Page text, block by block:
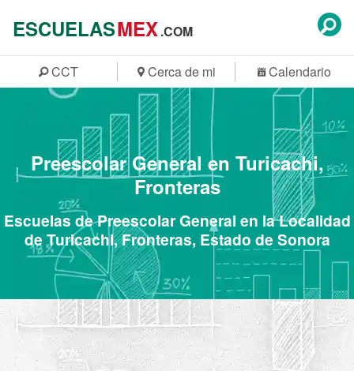
ESCUELASMEX.COM
CCT Cerca de mi Calendario
Preescolar General en Turicachi,
Fronteras
Escuelas de Preescolar General en la Localidad
de Turicachi, Fronteras, Estado de Sonora